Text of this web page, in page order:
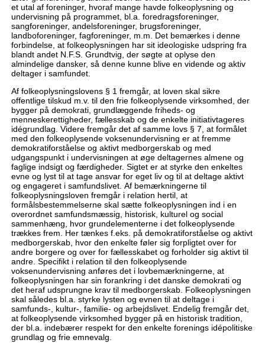
et utal af foreninger, hvoraf mange havde folkeoplysning og
undervisning på programmet, bl.a. foredragsforeninger,
sangforeninger, andelsforeninger, brugsforeninger,
landboforeninger, fagforeninger, m.m. Det bemærkes i denne
forbindelse, at folkeoplysningen har sit ideologiske udspring fra
blandt andet N.F.S. Grundtvig, der søgte at oplyse den
almindelige dansker, så denne kunne blive en vidende og aktiv
deltager i samfundet.
Af folkeoplysningslovens § 1 fremgår, at loven skal sikre
offentlige tilskud m.v. til den frie folkeoplysende virksomhed, der
bygger på demokrati, grundlæggende friheds- og
menneskerettigheder, fællesskab og de enkelte initiativtageres
idégrundlag. Videre fremgår det af samme lovs § 7, at formålet
med den folkeoplysende voksenundervisning er at fremme
demokratiforståelse og aktivt medborgerskab og med
udgangspunkt i undervisningen at øge deltagernes almene og
faglige indsigt og færdigheder. Sigtet er at styrke den enkeltes
evne og lyst til at tage ansvar for eget liv og til at deltage aktivt
og engageret i samfundslivet. Af bemærkningerne til
folkeoplysningsloven fremgår i relation hertil, at
formålsbestemmelserne skal sætte folkeoplysningen ind i en
overordnet samfundsmæssig, historisk, kulturel og social
sammenhæng, hvor grundelementerne i det folkeoplysende
trækkes frem. Her tænkes f.eks. på demokratiforståelse og aktivt
medborgerskab, hvor den enkelte føler sig forpligtet over for
andre borgere og over for fællesskabet og forholder sig aktivt til
andre. Specifikt i relation til den folkeoplysende
voksenundervisning anføres det i lovbemærkningerne, at
folkeoplysningen har sin forankring i det danske demokrati og
det heraf udsprungne krav til medborgerskab. Folkeoplysningen
skal således bl.a. styrke lysten og evnen til at deltage i
samfunds-, kultur-, familie- og arbejdslivet. Endelig fremgår det,
at folkeoplysende virksomhed bygger på en historisk tradition,
der bl.a. indebærer respekt for den enkelte forenings idépolitiske
grundlag og frie emnevalg.